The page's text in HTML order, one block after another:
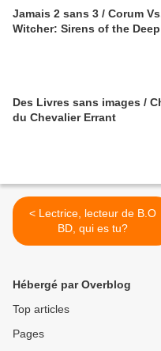
Jamais 2 sans 3 / Corum Vs. The
Witcher: Sirens of the Deep
Des Livres sans images / Chroniques
du Chevalier Errant
< Lectrice, lecteur de B.O
BD, qui es tu?
Hébergé par Overblog
Top articles
Pages